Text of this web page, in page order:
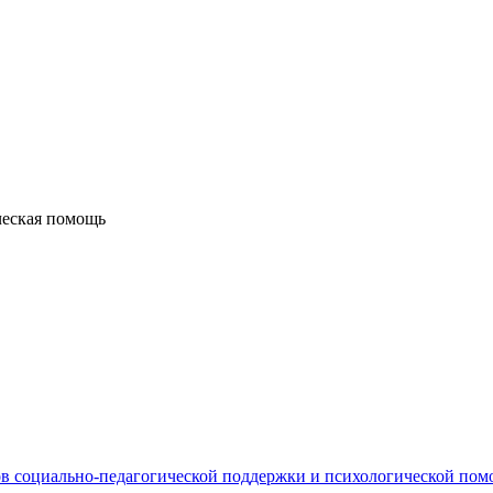
помощь
педагогической поддержки и психологической